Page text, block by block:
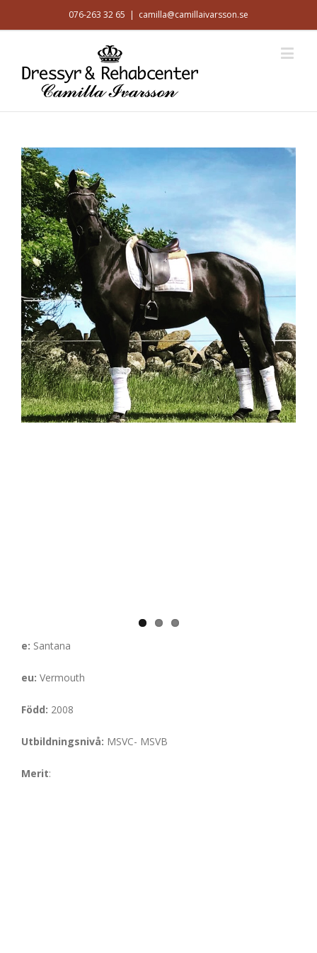
076-263 32 65 | camilla@camillaivarsson.se
e: Santana
eu: Vermouth
Född: 2008
Utbildningsnivå: MSVC- MSVB
Merit: